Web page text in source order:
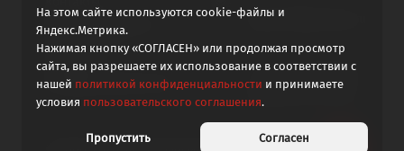
Пользовательское
соглашение
Политика
конфиденциальности
afgo2012@yandex.ru
+7 913 267-96-99
Написать в MAX
На этом сайте используются cookie-файлы и
Яндекс.Метрика.
Нажимая кнопку «СОГЛАСЕН» или продолжая просмотр
сайта, вы разрешаете их использование в соответствии с
нашей политикой конфиденциальности и принимаете
условия пользовательского соглашения.
Пропустить Согласен